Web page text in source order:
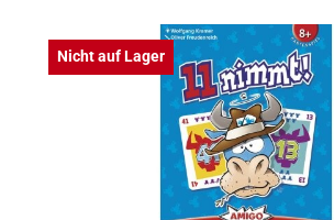
Nicht auf Lager